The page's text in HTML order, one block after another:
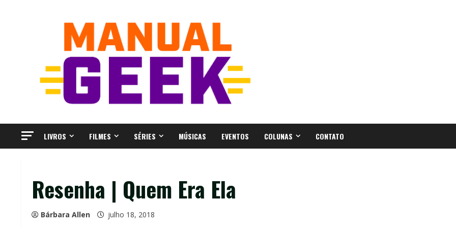
LIVROS FILMES SÉRIES MÚSICAS EVENTOS COLUNAS CONTATO
Resenha | Quem Era Ela
Bárbara Allen julho 18, 2018